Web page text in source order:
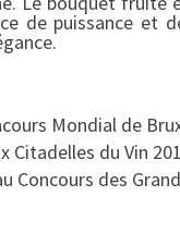
I
de puissance et
Mondial de
Citadelles du Vin
Concours des